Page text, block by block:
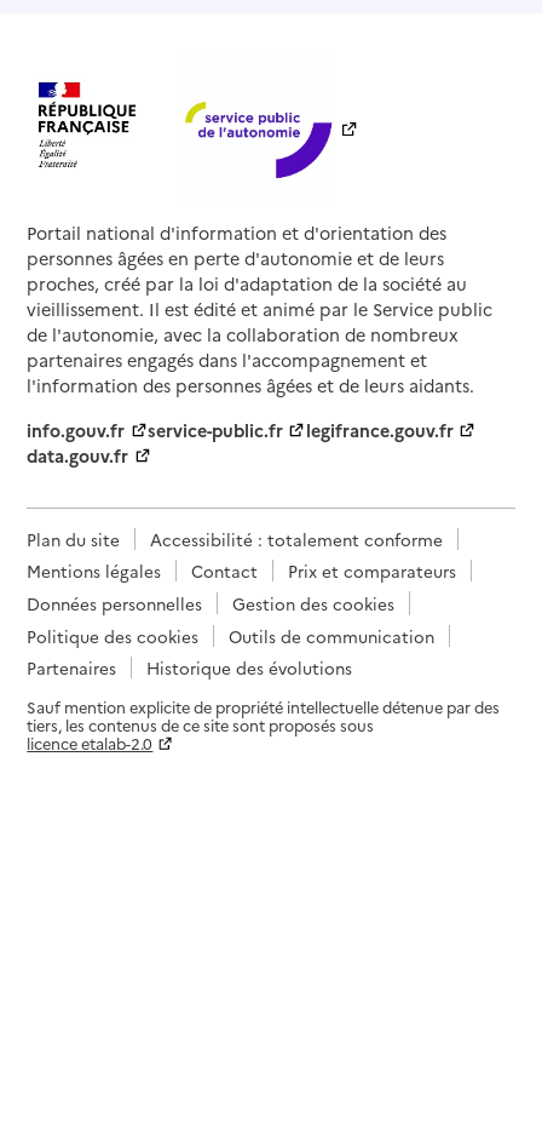
Portail national d'information et d'orientation des
personnes âgées en perte d'autonomie et de leurs
proches, créé par la loi d'adaptation de la société au
vieillissement. Il est édité et animé par le Service public
de l'autonomie, avec la collaboration de nombreux
partenaires engagés dans l'accompagnement et
l'information des personnes âgées et de leurs aidants.
info.gouv.fr
service-public.fr
legifrance.gouv.fr
data.gouv.fr
Plan du site
Accessibilité : totalement conforme
Mentions légales
Contact
Prix et comparateurs
Données personnelles
Gestion des cookies
Politique des cookies
Outils de communication
Partenaires
Historique des évolutions
Sauf mention explicite de propriété intellectuelle détenue par des
tiers, les contenus de ce site sont proposés sous
licence etalab-2.0